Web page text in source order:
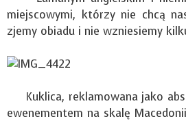
miejscowymi, którzy nie chcą
zjemy obiadu i nie wzniesiemy
Kuklica, reklamowana jako
ewenementem na skalę